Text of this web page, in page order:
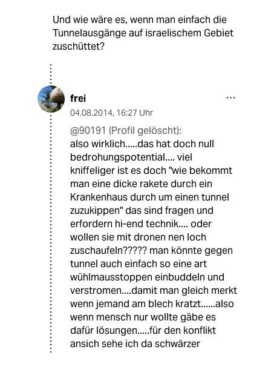
Und wie wäre es, wenn man einfach die
Tunnelausgänge auf israelischem Gebiet
zuschüttet?
frei
04.08.2014, 16:27 Uhr
@90191 (Profil gelöscht):
also wirklich.....das hat doch null
bedrohungspotential.... viel
kniffeliger ist es doch "wie bekommt
man eine dicke rakete durch ein
Krankenhaus durch um einen tunnel
zuzukippen" das sind fragen und
erfordern hi-end technik.... oder
wollen sie mit dronen nen loch
zuschaufeln????? man könnte gegen
tunnel auch einfach so eine art
wühlmausstoppen einbuddeln und
verstromen....damit man gleich merkt
wenn jemand am blech kratzt......also
wenn mensch nur wollte gäbe es
dafür lösungen.....für den konflikt
ansich sehe ich da schwärzer